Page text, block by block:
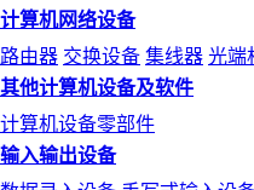
计算机网络设备
路由器 交换设备 集线器 光端
其他计算机设备及软件
计算机设备零部件
输入输出设备